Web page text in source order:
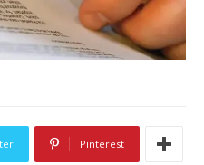
Pinterest